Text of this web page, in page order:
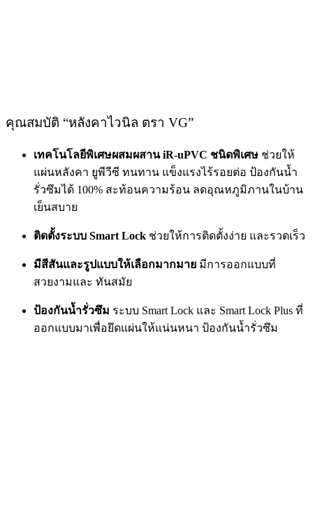
คุณสมบัติ “หลังคาไวนิล ตรา VG”
เทคโนโลยีพิเศษผสมผสาน iR-uPVC ชนิดพิเศษ ช่วยให้
แผ่นหลังคา ยูพีวีซี ทนทาน แข็งแรงไร้รอยต่อ ป้องกันน้ำ
รั่วซึมได้ 100% สะท้อนความร้อน ลดอุณหภูมิภานในบ้าน
เย็นสบาย
ติดตั้งระบบ Smart Lock ช่วยให้การติดตั้งง่าย และรวดเร็ว
มีสีสันและรูปแบบให้เลือกมากมาย มีการออกแบบที่
สวยงามและ ทันสมัย
ป้องกันน้ำรั่วซึม ระบบ Smart Lock และ Smart Lock Plus ที่
ออกแบบมาเพื่อยึดแผ่นให้แน่นหนา ป้องกันน้ำรั่วซึม